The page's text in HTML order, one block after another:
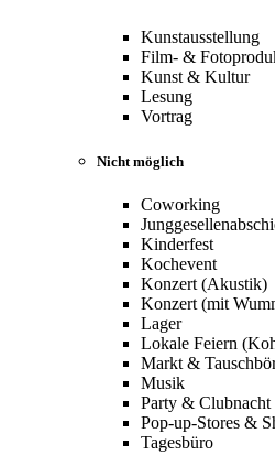
Kunstausstellung
Film- &
Kunst & Kultur
Lesung
Vortrag
Nicht möglich
Coworking
Kinderfest
Kochevent
Konzert (Akustik)
Konzert (mit
Lager
Lokale Feiern
Markt &
Musik
Party & Clubnacht
Pop-up-Stores &
Tagesbüro